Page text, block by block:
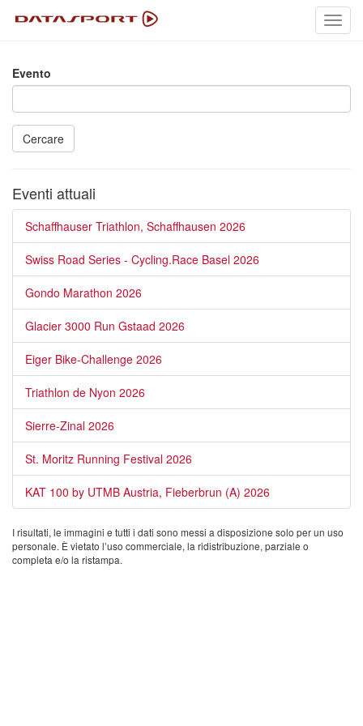
Evento
Cercare
Eventi attuali
Schaffhauser Triathlon, Schaffhausen 2026
Swiss Road Series - Cycling.Race Basel 2026
Gondo Marathon 2026
Glacier 3000 Run Gstaad 2026
Eiger Bike-Challenge 2026
Triathlon de Nyon 2026
Sierre-Zinal 2026
St. Moritz Running Festival 2026
KAT 100 by UTMB Austria, Fieberbrun (A) 2026
I risultati, le immagini e tutti i dati sono messi a disposizione solo per un uso
personale. È vietato l’uso commerciale, la ridistribuzione, parziale o
completa e/o la ristampa.